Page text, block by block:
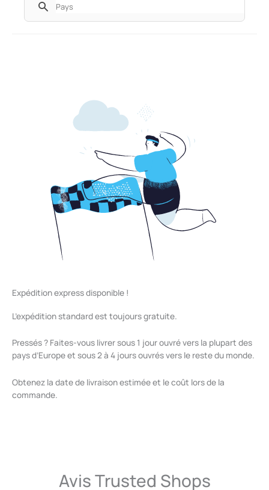
Expédition express disponible !
L’expédition standard est toujours gratuite.
Pressés ? Faites-vous livrer sous 1 jour ouvré vers la plupart des
pays d’Europe et sous 2 à 4 jours ouvrés vers le reste du monde.
Obtenez la date de livraison estimée et le coût lors de la
commande.
Avis Trusted Shops